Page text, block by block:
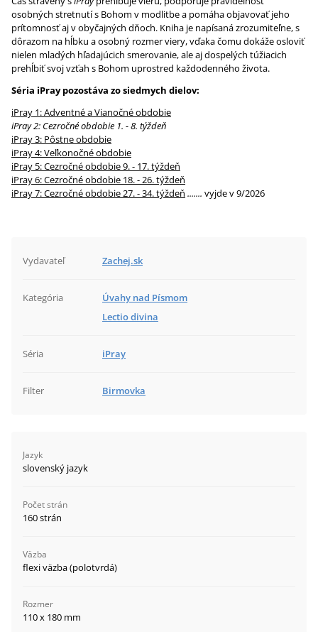
osobných stretnutí s Bohom v modlitbe a pomáha objavovať jeho
prítomnosť aj v obyčajných dňoch. Kniha je napísaná zrozumiteľne, s
dôrazom na hĺbku a osobný rozmer viery, vďaka čomu dokáže osloviť
nielen mladých hľadajúcich smerovanie, ale aj dospelých túžiacich
prehĺbiť svoj vzťah s Bohom uprostred každodenného života.
Séria iPray pozostáva zo siedmych dielov:
iPray 1: Adventné a Vianočné obdobie
iPray 2: Cezročné obdobie 1. - 8. týždeň
iPray 3: Pôstne obdobie
iPray 4: Veľkonočné obdobie
iPray 5: Cezročné obdobie 9. - 17. týždeň
iPray 6: Cezročné obdobie 18. - 26. týždeň
iPray 7: Cezročné obdobie 27. - 34. týždeň ....... vyjde v 9/2026
Vydavateľ Zachej.sk
Kategória
Úvahy nad Písmom
Lectio divina
Séria iPray
Filter Birmovka
Jazyk
slovenský jazyk
Počet strán
160 strán
Väzba
flexi väzba (polotvrdá)
Rozmer
110 x 180 mm